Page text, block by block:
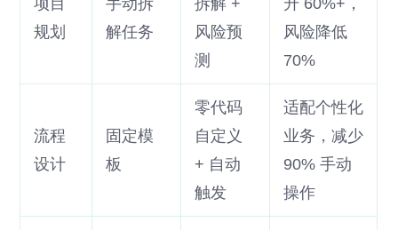
项目
规划
手动拆
解任务
拆解 +
风险预
测
升 60%+，
风险降低
70%
流程
设计
固定模
板
零代码
自定义
+ 自动
触发
适配个性化
业务，减少
90% 手动
操作